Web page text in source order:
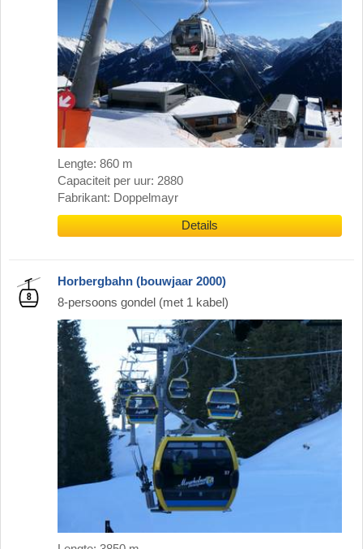
Lengte: 860 m
Capaciteit per uur: 2880
Fabrikant: Doppelmayr
Details
Horbergbahn (bouwjaar 2000)
8-persoons gondel (met 1 kabel)